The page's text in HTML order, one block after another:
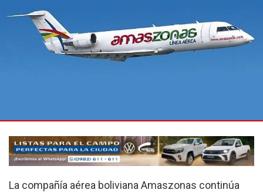
La compañía aérea boliviana Amaszonas continúa